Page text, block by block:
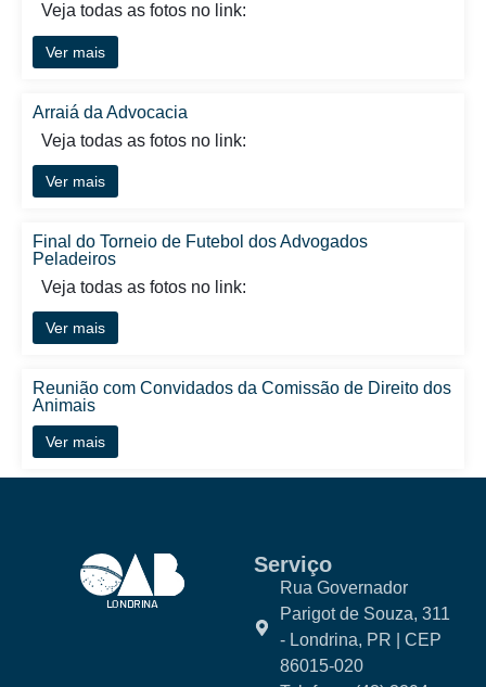
Veja todas as fotos no link:
Ver mais
Arraiá da Advocacia
Veja todas as fotos no link:
Ver mais
Final do Torneio de Futebol dos Advogados
Peladeiros
Veja todas as fotos no link:
Ver mais
Reunião com Convidados da Comissão de Direito dos
Animais
Ver mais
Serviço
Rua Governador
Parigot de Souza, 311
- Londrina, PR | CEP
86015-020